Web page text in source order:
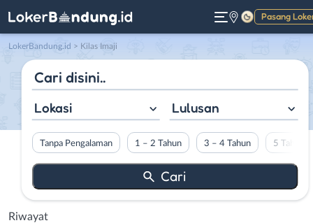
Pasang
Gelap
LokerBandung.id > Kilas Imaji
Lokasi Lulusan
Tanpa Pengalaman 1 – 2 Tahun 3 – 4 Tahun 5 Tahun
Riwayat